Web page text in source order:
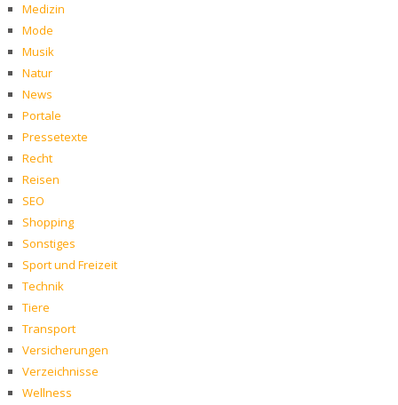
Medizin
Mode
Musik
Natur
News
Portale
Pressetexte
Recht
Reisen
SEO
Shopping
Sonstiges
Sport und Freizeit
Technik
Tiere
Transport
Versicherungen
Verzeichnisse
Wellness